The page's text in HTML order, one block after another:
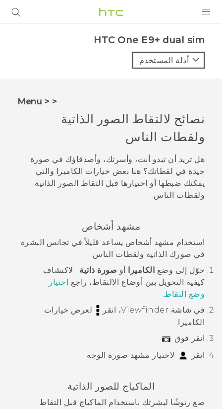
VIVE
VIVERSE
البرامج + التطبيقات
الدعم
أجهزة HTC والملحقات
HTC One E9+ dual sim‎
أدلة المستخدم
< < Menu
نصائح لالتقاط الصور الذاتية
ولقطات الناس
هل تريد أن تبدو أنت، وأسرتك، وأصدقاؤك في صورة
جيدة في لقطاتك؟ هنا بعض خيارات الكاميرا والتي
يمكنك ضبطها أو اختيارها قبل التقاط الصور الذاتية
ولقطات الناس.
مشهد أشخاص
استخدام مشهد أشخاص يساعد قليلاً في تجانس البشرة
في صورك الذاتية ولقطات الناس.
حوّل إلى وضع الكاميرا أو صورة ذاتية . لاكتشاف
كيفية التحويل بين أوضاع الالتقاط، راجع اختيار
وضع التقاط.
في شاشة Viewfinder، انقر
لعرض خيارات
الكاميرا.
انقر فوق
.
انقر
لاختيار مشهد صورة الوجه
الماكياج للصور الذاتية
ضع رتوشًا لبشرتك باستخدام الماكياج قبل التقاط